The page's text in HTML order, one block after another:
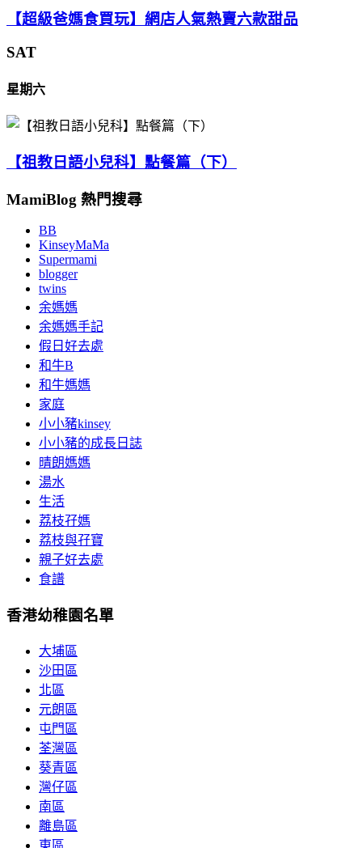
【超級爸媽食買玩】網店人氣熱賣六款甜品
SAT
星期六
【祖教日語小兒科】點餐篇（下）
MamiBlog 熱門搜尋
BB
KinseyMaMa
Supermami
blogger
twins
余媽媽
余媽媽手記
假日好去處
和牛B
和牛媽媽
家庭
小小豬kinsey
小小豬的成長日誌
晴朗媽媽
湯水
生活
荔枝孖媽
荔枝與孖寶
親子好去處
食譜
香港幼稚園名單
大埔區
沙田區
北區
元朗區
屯門區
荃灣區
葵青區
灣仔區
南區
離島區
東區